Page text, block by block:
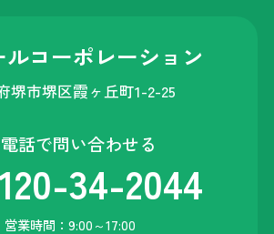
ルコーポレーション
堺市堺区霞ヶ丘町1-2-25
電話で問い合わせる
34-2044
営業時間：9:00～17:00